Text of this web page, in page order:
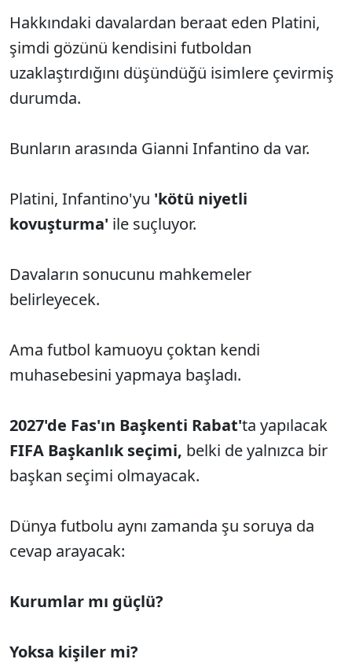
Hakkındaki davalardan beraat eden Platini,
şimdi gözünü kendisini futboldan
uzaklaştırdığını düşündüğü isimlere çevirmiş
durumda.
Bunların arasında Gianni Infantino da var.
Platini, Infantino'yu 'kötü niyetli
kovuşturma' ile suçluyor.
Davaların sonucunu mahkemeler
belirleyecek.
Ama futbol kamuoyu çoktan kendi
muhasebesini yapmaya başladı.
2027'de Fas'ın Başkenti Rabat'ta yapılacak
FIFA Başkanlık seçimi, belki de yalnızca bir
başkan seçimi olmayacak.
Dünya futbolu aynı zamanda şu soruya da
cevap arayacak:
Kurumlar mı güçlü?
Yoksa kişiler mi?